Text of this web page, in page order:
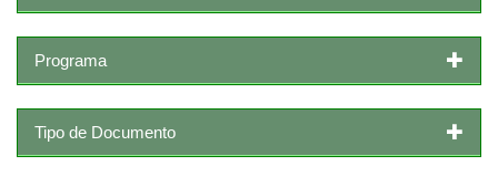
Programa
Tipo de Documento